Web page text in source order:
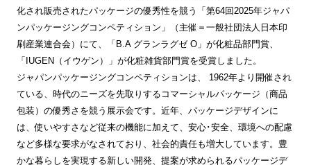
化され販売されたパッケージの優秀性を競う「第64回2025年ジャパ
ンパッケージングコンペティション」（主催＝一般社団法人日本印
刷産業連合会）にて、「B.A グランラグゼ O」が化粧品部門賞、
「IUGEN（イウゲン）」が化粧雑貨部門賞を受賞しました。
ジャパンパッケージングコンペティションは、 1962年より開催され
ている、時代のニーズを先取りするコマーシャルパッケージ（商品
包装）の優秀さを競う展示会です。近年、パッケージデザインに
は、使いやすさなど従来の機能に加えて、安心･安全、環境への配慮
など多様な要求がなされており、社会的責任も増大しています。豊
かな暮らしを実現する新しい開発、提案が求められるパッケージデ